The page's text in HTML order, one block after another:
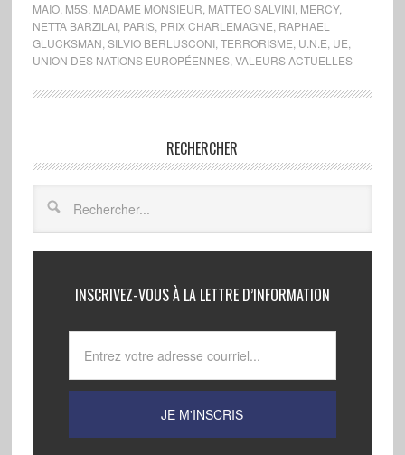
MAIO, M5S, MADAME MONSIEUR MATTEO SALVINI, MERCY,
NETTA BARZILAI, PARIS, PRIX CHARLEMAGNE RAPHAEL
GLUCKSMAN SILVIO BERLUSCONI, TERRORISME U.N.E UE
UNION DES NATIONS EUROPÉENNES, VALEURS ACTUELLES
RECHERCHER
INSCRIVEZ-VOUS À LA LETTRE D’INFORMATION